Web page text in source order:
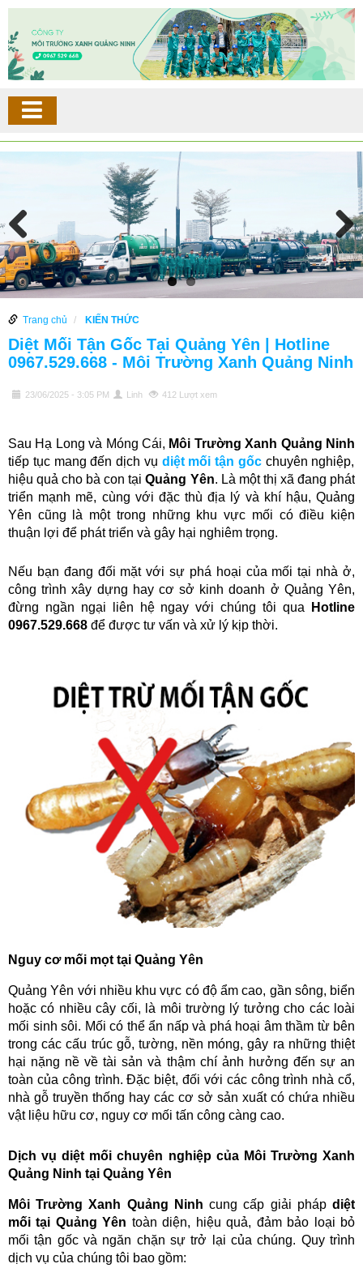
Trang chủ KIẾN THỨC
Diệt Mối Tận Gốc Tại Quảng Yên | Hotline
0967.529.668 - Môi Trường Xanh Quảng Ninh
23/06/2025 - 3:05 PM Linh 412 Lượt xem
Sau Hạ Long và Móng Cái, Môi Trường Xanh Quảng Ninh
tiếp tục mang đến dịch vụ diệt mối tận gốcchuyên nghiệp,
hiệu quả cho bà con tạiQuảng Yên. Là một thị xã đang phát
triển mạnh mẽ, cùng với đặc thù địa lý và khí hậu, Quảng
Yên cũng là một trong những khu vực mối có điều kiện
thuận lợi để phát triển và gây hại nghiêm trọng.
Nếu bạn đang đối mặt với sự phá hoại của mối tại nhà ở,
công trình xây dựng hay cơ sở kinh doanh ở Quảng Yên,
đừng ngần ngại liên hệ ngay với chúng tôi qua
Hotline
0967.529.668 để được tư vấn và xử lý kịp thời.
Nguy cơ mối mọt tại Quảng Yên
Quảng Yên với nhiều khu vực có độ ẩm cao, gần sông, biển
hoặc có nhiều cây cối, là môi trường lý tưởng cho các loài
mối sinh sôi. Mối có thể ẩn nấp và phá hoại âm thầm từ bên
trong các cấu trúc gỗ, tường, nền móng, gây ra những thiệt
hại nặng nề về tài sản và thậm chí ảnh hưởng đến sự an
toàn của công trình. Đặc biệt, đối với các công trình nhà cổ,
nhà gỗ truyền thống hay các cơ sở sản xuất có chứa nhiều
vật liệu hữu cơ, nguy cơ mối tấn công càng cao.
Dịch vụ diệt mối chuyên nghiệp của Môi Trường Xanh
Quảng Ninh tại Quảng Yên
Môi Trường Xanh Quảng Ninh cung cấp giải phápdiệt
mối tại Quảng Yên toàn diện, hiệu quả, đảm bảo loại bỏ
mối tận gốc và ngăn chặn sự trở lại của chúng. Quy trình
dịch vụ của chúng tôi bao gồm: